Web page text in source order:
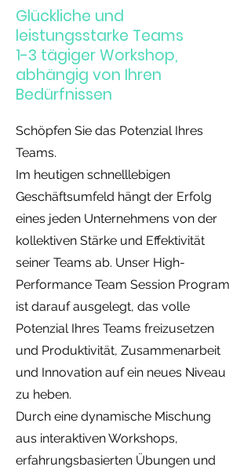
Glückliche und
leistungsstarke Teams
1-3 tägiger Workshop,
abhängig von Ihren
Bedürfnissen
Schöpfen Sie das Potenzial Ihres
Teams.
Im heutigen schnelllebigen
Geschäftsumfeld hängt der Erfolg
eines jeden Unternehmens von der
kollektiven Stärke und Effektivität
seiner Teams ab. Unser High-
Performance Team Session Program
ist darauf ausgelegt, das volle
Potenzial Ihres Teams freizusetzen
und Produktivität, Zusammenarbeit
und Innovation auf ein neues Niveau
zu heben.
Durch eine dynamische Mischung
aus interaktiven Workshops,
erfahrungsbasierten Übungen und